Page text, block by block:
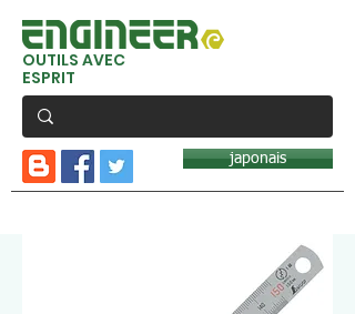
OUTILS AVEC
ESPRIT
japonais